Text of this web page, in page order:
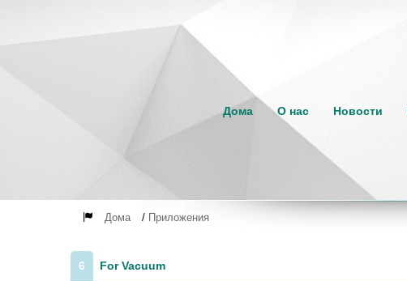
Дома О нас Новости
Дома / Приложения
6 For Vacuum